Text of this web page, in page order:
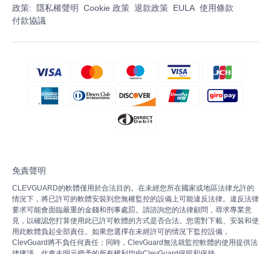
政策: 隱私權聲明 Cookie 政策 退款政策 EULA 使用條款
付款協議
免責聲明
CLEVGUARD的軟體僅用於合法目的。在未經您所在國家或地區法律允許的
情況下，將已許可的軟體安裝到您無權監控的設備上可能違反法律。違反法律
要求可能會面臨嚴重的金錢和刑事處罰。請諮詢您的法律顧問，尋求專業意
見，以確認您打算使用此已許可軟體的方式是否合法。您需對下載、安裝和使
用此軟體負起全部責任。如果您選擇在未經許可的情況下監控設備，
ClevGuard將不負任何責任；同時，ClevGuard無法就監控軟體的使用提供法